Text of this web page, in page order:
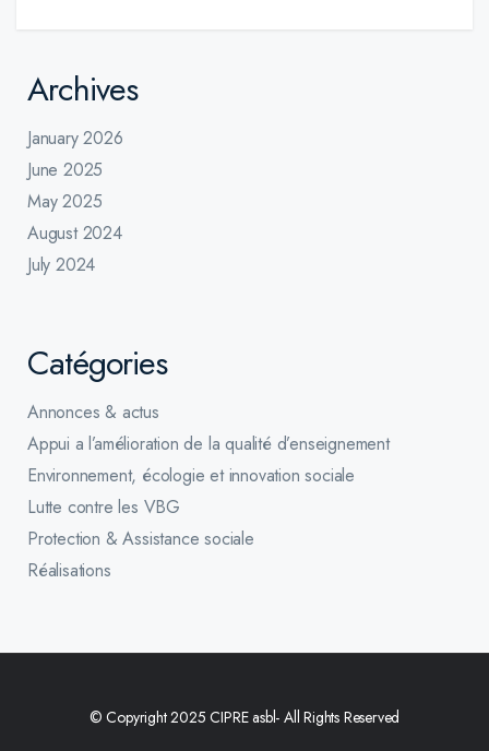
Archives
January 2026
June 2025
May 2025
August 2024
July 2024
Catégories
Annonces & actus
Appui a l’amélioration de la qualité d’enseignement
Environnement, écologie et innovation sociale
Lutte contre les VBG
Protection & Assistance sociale
Réalisations
© Copyright 2025 CIPRE asbl- All Rights Reserved